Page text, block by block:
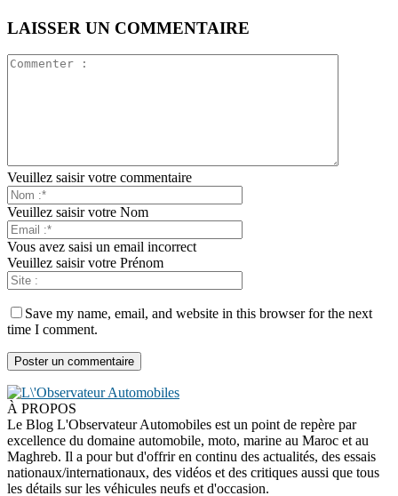
LAISSER UN COMMENTAIRE
Veuillez saisir votre commentaire
Veuillez saisir votre Nom
Vous avez saisi un email incorrect
Veuillez saisir votre Prénom
Save my name, email, and website in this browser for the next
time I comment.
À PROPOS
Le Blog L'Observateur Automobiles est un point de repère par
excellence du domaine automobile, moto, marine au Maroc et au
Maghreb. Il a pour but d'offrir en continu des actualités, des essais
nationaux/internationaux, des vidéos et des critiques aussi que tous
les détails sur les véhicules neufs et d'occasion.